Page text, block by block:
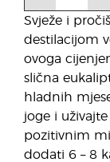
Svježe i
destilacijom
ovoga
slična
hladnih
joge i
pozitivnim
dodati 6 – 8